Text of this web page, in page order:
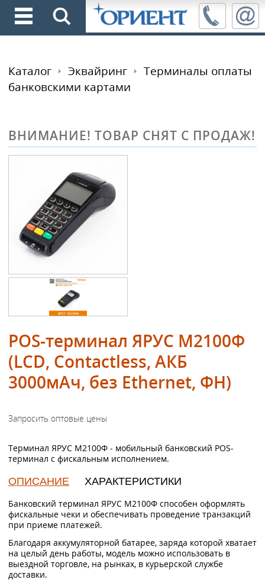
Каталог Эквайринг
Терминалы оплаты
банковскими картами
ВНИМАНИЕ! ТОВАР СНЯТ С ПРОДАЖ!
POS-терминал ЯРУС M2100Ф
(LCD, Contactless, АКБ
3000мАч, без Ethernet, ФН)
Терминал ЯРУС M2100Ф - мобильный банковский POS-
терминал с фискальным исполнением.
ОПИСАНИЕ ХАРАКТЕРИСТИКИ
Банковский терминал ЯРУС M2100Ф способен оформлять
фискальные чеки и обеспечивать проведение транзакций
при приеме платежей.
Благодаря аккумуляторной батарее, заряда которой хватает
на целый день работы, модель можно использовать в
выездной торговле, на рынках, в курьерской службе
доставки.